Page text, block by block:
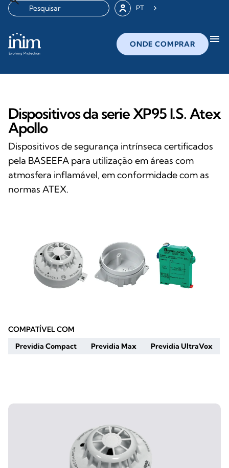
PT
ONDE COMPRAR menu
Dispositivos da serie XP95 I.S. Atex
Apollo
Dispositivos de segurança intrínseca certificados
pela BASEEFA para utilização em áreas com
atmosfera inflamável, em conformidade com as
normas ATEX.
COMPATÍVEL COM
Previdia Compact
Previdia Max Previdia UltraVox